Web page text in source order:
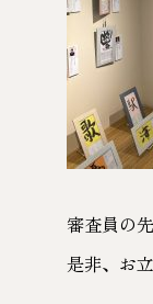
審査員の
是非、お